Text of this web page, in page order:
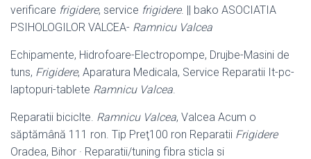
verificare frigidere, service frigidere. || bako ASOCIATIA
PSIHOLOGILOR VALCEA- Ramnicu Valcea
Echipamente, Hidrofoare-Electropompe, Drujbe-Masini de
tuns, Frigidere, Aparatura Medicala, Service Reparatii It-pc-
laptopuri-tablete Ramnicu Valcea.
Reparatii biciclte. Ramnicu Valcea, Valcea Acum o
săptămână 111 ron. Tip Preţ100 ron Reparatii Frigidere
Oradea, Bihor · Reparatii/tuning fibra sticla si